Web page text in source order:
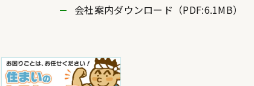
会社案内ダウンロード（PDF:6.1MB）